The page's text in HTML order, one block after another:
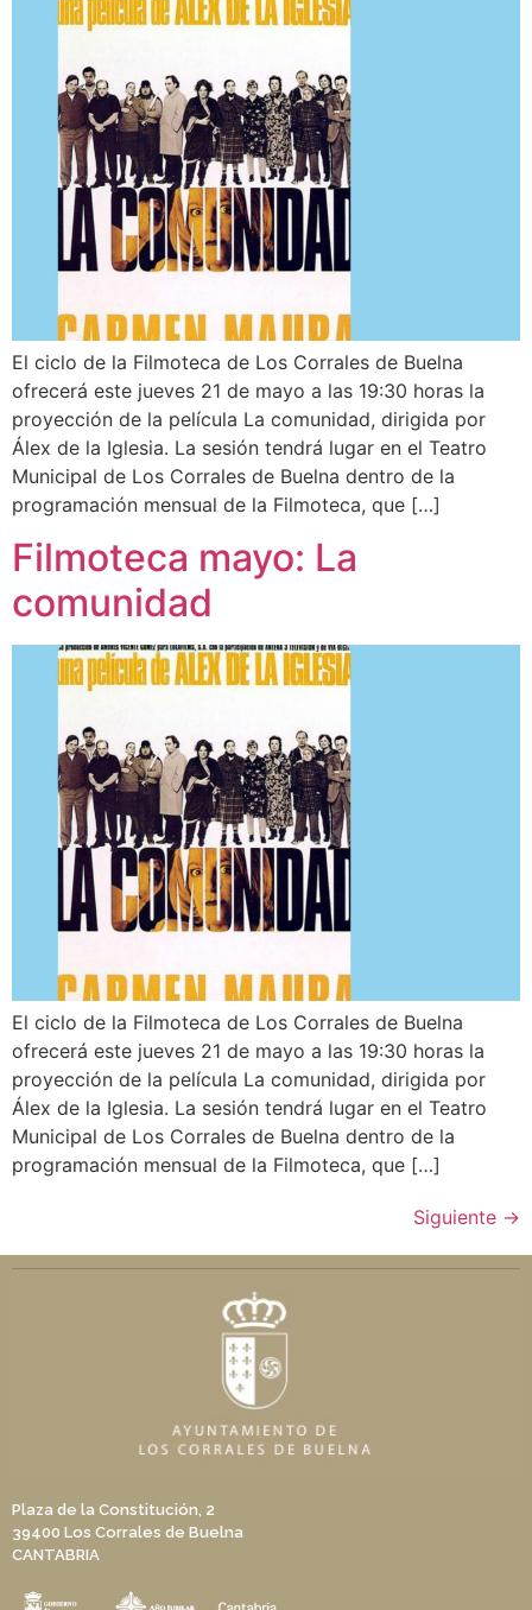
El ciclo de la Filmoteca de Los Corrales de Buelna
ofrecerá este jueves 21 de mayo a las 19:30 horas la
proyección de la película La comunidad, dirigida por
Álex de la Iglesia. La sesión tendrá lugar en el Teatro
Municipal de Los Corrales de Buelna dentro de la
programación mensual de la Filmoteca, que […]
Filmoteca mayo: La
comunidad
El ciclo de la Filmoteca de Los Corrales de Buelna
ofrecerá este jueves 21 de mayo a las 19:30 horas la
proyección de la película La comunidad, dirigida por
Álex de la Iglesia. La sesión tendrá lugar en el Teatro
Municipal de Los Corrales de Buelna dentro de la
programación mensual de la Filmoteca, que […]
Siguiente →
Plaza de la Constitución, 2
39400 Los Corrales de Buelna
CANTABRIA